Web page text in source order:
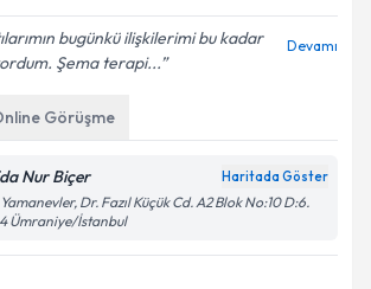
bugünkü ilişkilerimi bu kadar
Şema terapi...
Devamı
Görüşme
Nur Biçer Haritada Göster
Dr. Fazıl Küçük Cd. A2 Blok No:10 D:6.
Ümraniye/İstanbul